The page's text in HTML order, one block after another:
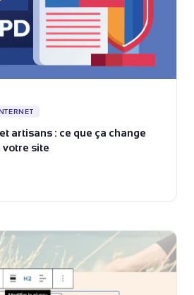
artisans : ce que ça change
votre site